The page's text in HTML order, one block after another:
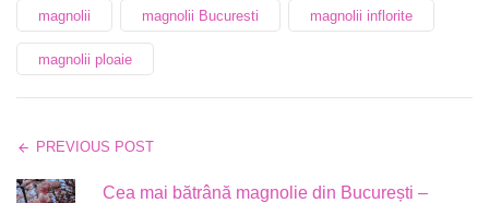
magnolii magnolii Bucuresti magnolii inflorite
magnolii ploaie
PREVIOUS POST
Cea mai bătrână magnolie din București –